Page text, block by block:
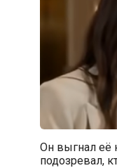
Он выгнал её
подозревал,